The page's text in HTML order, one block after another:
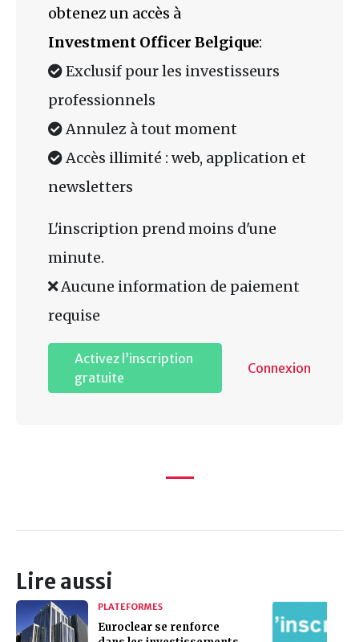
obtenez un accès à
Investment Officer Belgique:
Exclusif pour les investisseurs
professionnels
Annulez à tout moment
Accès illimité : web, application et
newsletters
L'inscription prend moins d'une
minute.
Aucune information de paiement
requise
Activez l’inscription
gratuite
Connexion
Lire aussi
PLATEFORMES
Euroclear se renforce